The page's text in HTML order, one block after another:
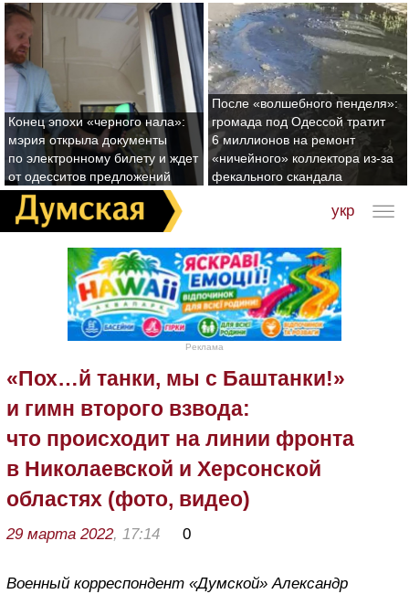
Конец эпохи «черного нала»:
мэрия открыла документы
по электронному билету и ждет
от одесситов предложений
После «волшебного пенделя»:
громада под Одессой тратит
6 миллионов на ремонт
«ничейного» коллектора из-за
фекального скандала
укр
Реклама
«Пох…й танки, мы с Баштанки!»
и гимн второго взвода:
что происходит на линии фронта
в Николаевской и Херсонской
областях (фото, видео)
29 марта 2022, 17:14 0
Военный корреспондент «Думской» Александр